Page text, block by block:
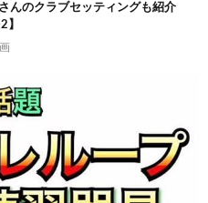
んのクラブセッティングも紹介
】